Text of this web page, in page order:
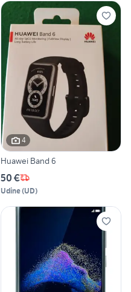
4
Huawei Band 6
50 €
Udine(UD)